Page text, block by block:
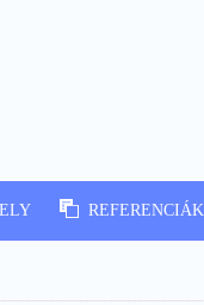
REFERENCIÁK